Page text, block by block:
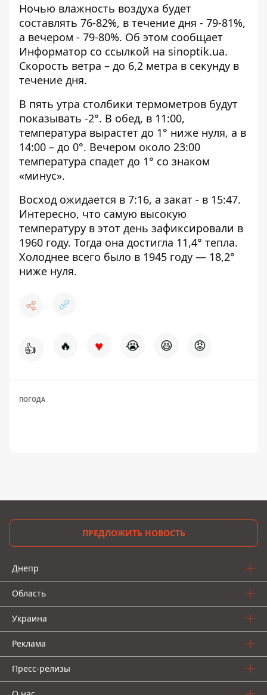
Ночью влажность воздуха будет
составлять 76-82%, в течение дня - 79-81%,
а вечером - 79-80%. Об этом сообщает
Информатор со ссылкой на sinoptik.ua.
Скорость ветра – до 6,2 метра в секунду в
течение дня.
В пять утра столбики термометров будут
показывать -2°. В обед, в 11:00,
температура вырастет до 1° ниже нуля, а в
14:00 – до 0°. Вечером около 23:00
температура спадет до 1° со знаком
«минус».
Восход ожидается в 7:16, а закат - в 15:47.
Интересно, что самую высокую
температуру в этот день зафиксировали в
1960 году. Тогда она достигла 11,4° тепла.
Холоднее всего было в 1945 году — 18,2°
ниже нуля.
👍 🔥 ♥ 😭 😆 😡
ПОГОДА
ПРЕДЛОЖИТЬ НОВОСТЬ
Днепр
Область
Украина
Реклама
Пресс-релизы